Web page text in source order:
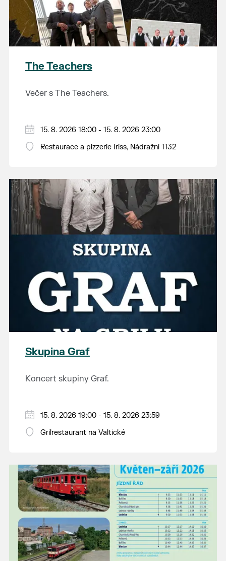
The Teachers
Večer s The Teachers.
15. 8. 2026 18:00 - 15. 8. 2026 23:00
Restaurace a pizzerie Iriss, Nádražní 1132
Skupina Graf
Koncert skupiny Graf.
15. 8. 2026 19:00 - 15. 8. 2026 23:59
Grilrestaurant na Valtické